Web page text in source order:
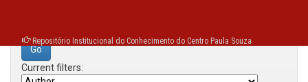
Repositório Institucional do Conhecimento do Centro Paula Souza
Current filters: